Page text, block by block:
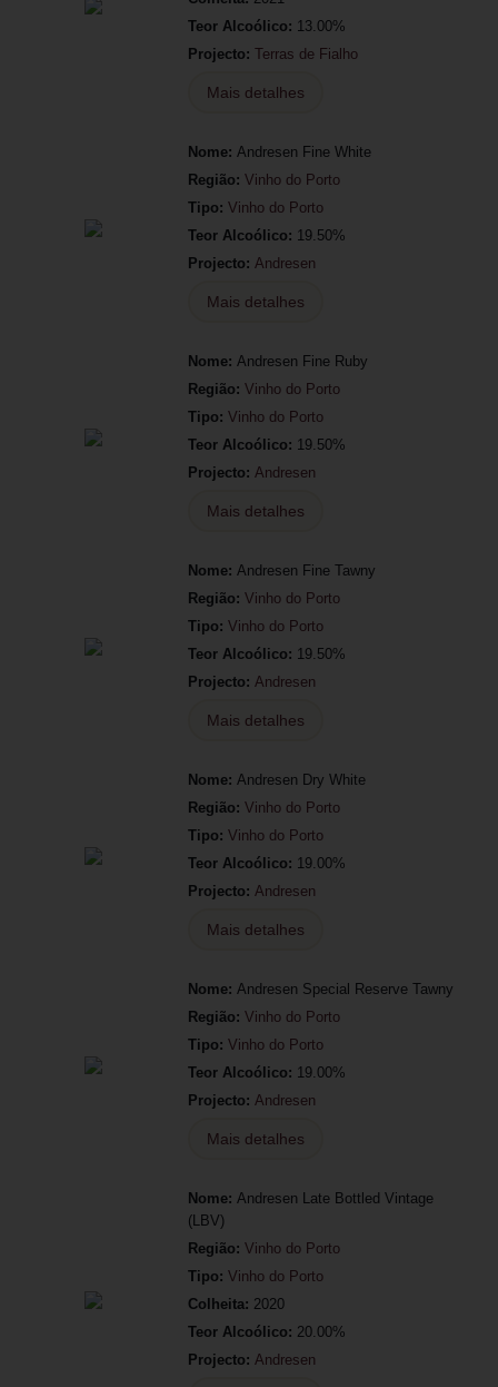
Teor Alcoólico: 13.00%
Projecto: Terras de Fialho
Mais detalhes
Nome: Andresen Fine White
Região: Vinho do Porto
Tipo: Vinho do Porto
Teor Alcoólico: 19.50%
Projecto: Andresen
Mais detalhes
Nome: Andresen Fine Ruby
Região: Vinho do Porto
Tipo: Vinho do Porto
Teor Alcoólico: 19.50%
Projecto: Andresen
Mais detalhes
Nome: Andresen Fine Tawny
Região: Vinho do Porto
Tipo: Vinho do Porto
Teor Alcoólico: 19.50%
Projecto: Andresen
Mais detalhes
Nome: Andresen Dry White
Região: Vinho do Porto
Tipo: Vinho do Porto
Teor Alcoólico: 19.00%
Projecto: Andresen
Mais detalhes
Nome: Andresen Special Reserve Tawny
Região: Vinho do Porto
Tipo: Vinho do Porto
Teor Alcoólico: 19.00%
Projecto: Andresen
Mais detalhes
Nome: Andresen Late Bottled Vintage
(LBV)
Região: Vinho do Porto
Tipo: Vinho do Porto
Colheita: 2020
Teor Alcoólico: 20.00%
Projecto: Andresen